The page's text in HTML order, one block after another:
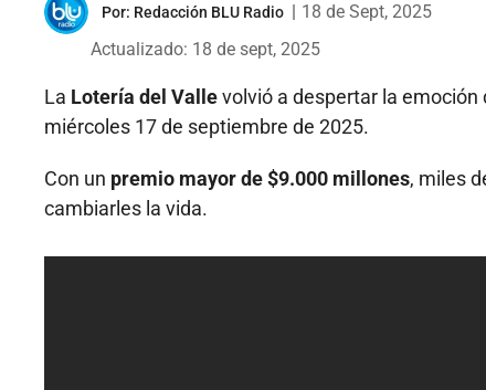
Por: Redacción BLU Radio
18 de Sept, 2025
Actualizado: 18 de sept, 2025
La Lotería del Vallevolvió a despertar la emoción
miércoles 17 de septiembre de 2025.
Con un premio mayor de $9.000 millones, miles
cambiarles la vida.